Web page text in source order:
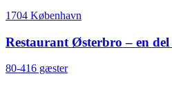
1704 København
Restaurant Østerbro – en
80-416 gæster